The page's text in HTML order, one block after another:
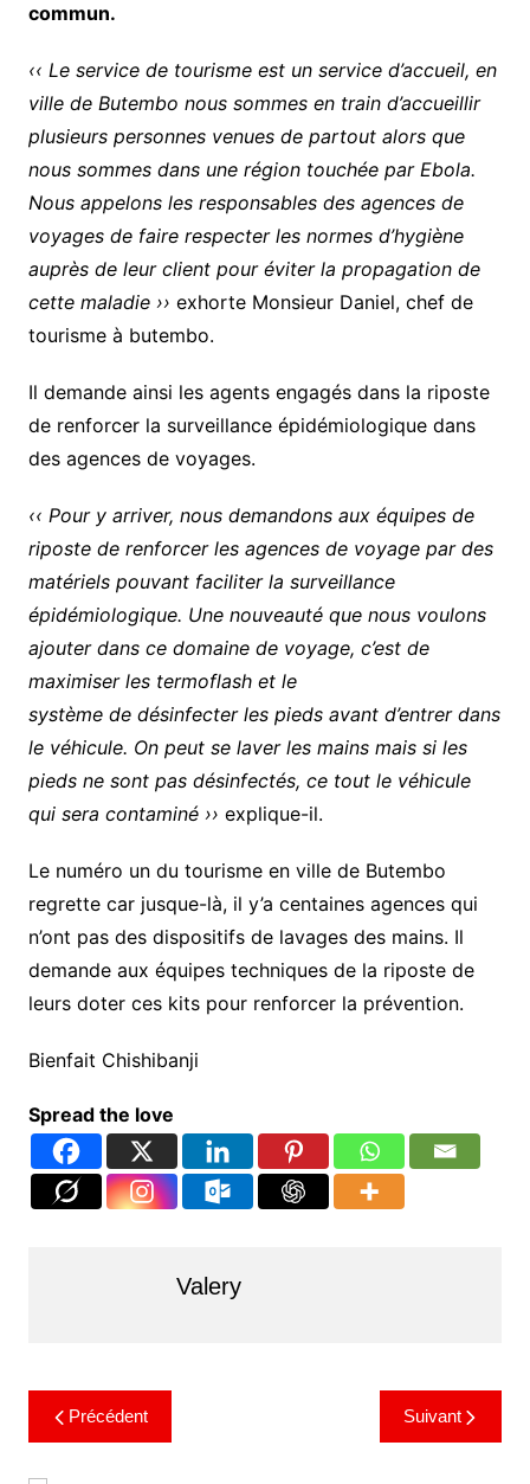
commun.
‹‹ Le service de tourisme est un service d’accueil, en
ville de Butembo nous sommes en train d’accueillir
plusieurs personnes venues de partout alors que
nous sommes dans une région touchée par Ebola.
Nous appelons les responsables des agences de
voyages de faire respecter les normes d’hygiène
auprès de leur client pour éviter la propagation de
cette maladie ›› exhorte Monsieur Daniel, chef de
tourisme à butembo.
Il demande ainsi les agents engagés dans la riposte
de renforcer la surveillance épidémiologique dans
des agences de voyages.
‹‹ Pour y arriver, nous demandons aux équipes de
riposte de renforcer les agences de voyage par des
matériels pouvant faciliter la surveillance
épidémiologique. Une nouveauté que nous voulons
ajouter dans ce domaine de voyage, c’est de
maximiser les termoflash et le
système de désinfecter les pieds avant d’entrer dans
le véhicule. On peut se laver les mains mais si les
pieds ne sont pas désinfectés, ce tout le véhicule
qui sera contaminé ›› explique-il.
Le numéro un du tourisme en ville de Butembo
regrette car jusque-là, il y’a centaines agences qui
n’ont pas des dispositifs de lavages des mains. Il
demande aux équipes techniques de la riposte de
leurs doter ces kits pour renforcer la prévention.
Bienfait Chishibanji
Spread the love
Valery
Précédent Suivant